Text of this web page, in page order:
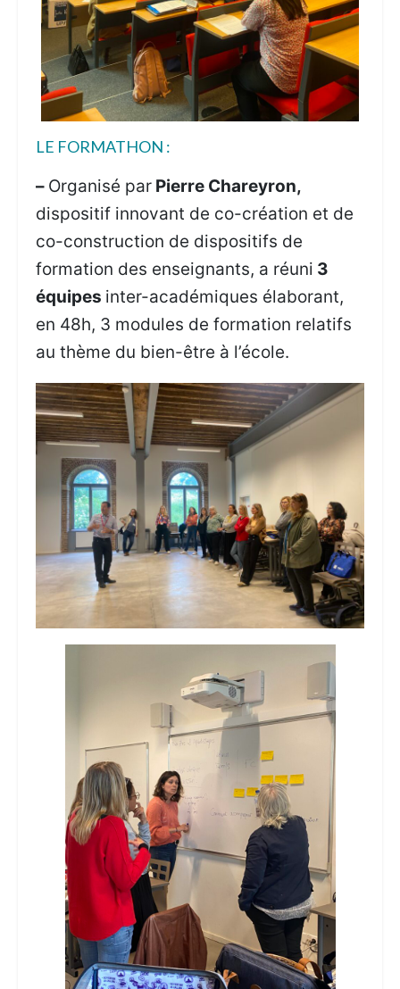
LE FORMATHON :
– Organisé par Pierre Chareyron,
dispositif innovant de co-création et de
co-construction de dispositifs de
formation des enseignants, a réuni 3
équipes inter-académiques élaborant,
en 48h, 3 modules de formation relatifs
au thème du bien-être à l’école.